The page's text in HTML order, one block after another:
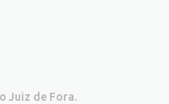
Juiz de Fora.